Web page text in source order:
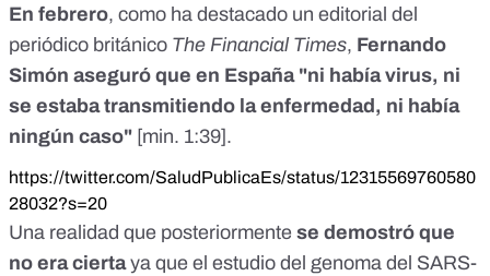
En febrero, como ha destacado un editorial del
periódico británico The Financial Times, Fernando
Simón aseguró que en España "ni había virus, ni
se estaba transmitiendo la enfermedad, ni había
ningún caso" [min. 1:39].
https://twitter.com/SaludPublicaEs/status/12315569760580
28032?s=20
Una realidad que posteriormente se demostró que
no era ciertaya que el estudio del genoma del SARS-